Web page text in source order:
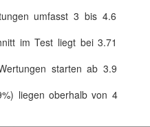
umfasst 3 bis 4.6
im Test liegt bei 3.71
starten ab 3.9
liegen oberhalb von 4